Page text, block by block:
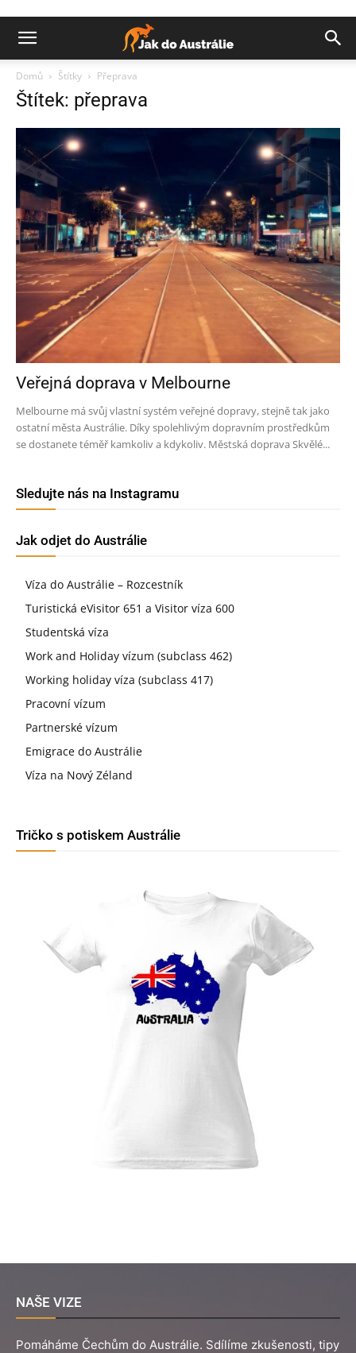
Domů Štítky Přeprava
Štítek: přeprava
Veřejná doprava v Melbourne
Melbourne má svůj vlastní systém veřejné dopravy, stejně tak jako
ostatní města Austrálie. Díky spolehlivým dopravním prostředkům
se dostanete téměř kamkoliv a kdykoliv. Městská doprava Skvělé...
Sledujte nás na Instagramu
Jak odjet do Austrálie
Víza do Austrálie – Rozcestník
Turistická eVisitor 651 a Visitor víza 600
Studentská víza
Work and Holiday vízum (subclass 462)
Working holiday víza (subclass 417)
Pracovní vízum
Partnerské vízum
Emigrace do Austrálie
Víza na Nový Zéland
Tričko s potiskem Austrálie
NAŠE VIZE
Pomáháme Čechům do Austrálie. Sdílíme zkušenosti, tipy